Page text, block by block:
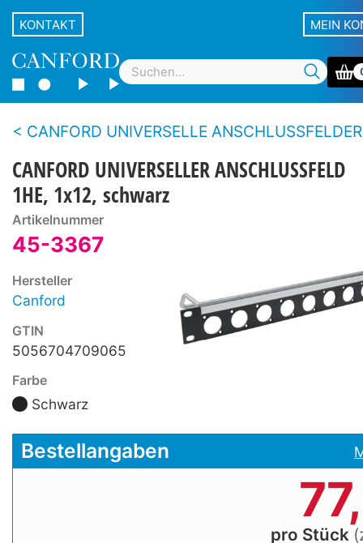
KONTAKT MEIN
CANFORD UNIVERSELLE ANSCHLUSSFELDER - gerade und
CANFORD UNIVERSELLER ANSCHLUSSFELD
1HE, 1x12, schwarz
Artikelnummer
45-3367
Hersteller
Canford
GTIN
5056704709065
Farbe
Schwarz
Bestellangaben
pro Stück